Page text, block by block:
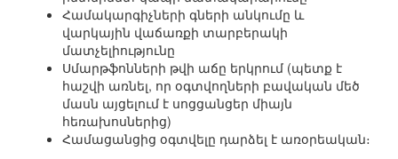
Համակարգիչների գների անկումը և
վարկային վաճառքի տարբերակի
մատչելիությունը
Սմարթֆոնների թվի աճը երկրում (պետք է
հաշվի առնել, որ օգտվողների բավական մեծ
մասն այցելում է սոցցանցեր միայն
հեռախոսներից)
Համացանցից օգտվելը դարձել է առօրեական։